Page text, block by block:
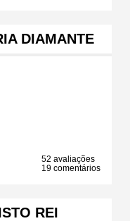
DIAMANTE
52 avaliações
19 comentários
REI